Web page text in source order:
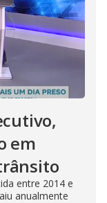
em
entre 2014 e
anualmente